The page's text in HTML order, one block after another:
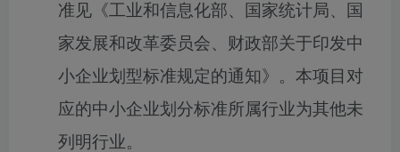
准见《工业和信息化部、国家统计局、国
家发展和改革委员会、财政部关于印发中
小企业划型标准规定的通知》。本项目对
应的中小企业划分标准所属行业为其他未
列明行业。